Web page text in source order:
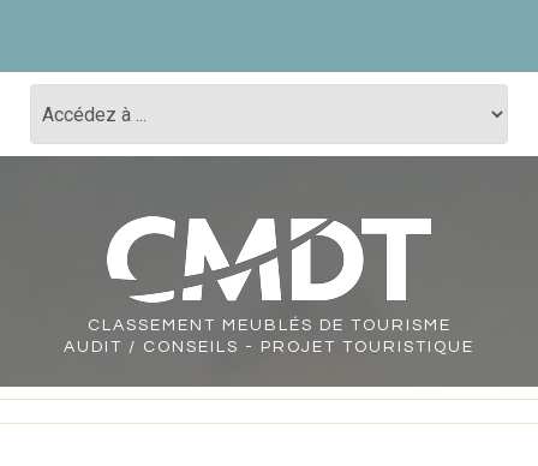
CLASSEMENT
MEUBLÉS DE TOURISME
AUDIT / CONSEILS - PROJET TOURISTIQUE